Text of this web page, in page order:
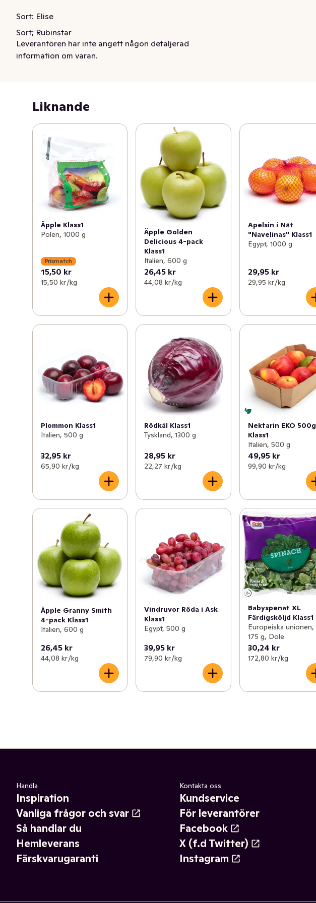
Sort: Elise
Sort; Rubinstar
Äpple Sverige Klass1 1kg
Leverantören har inte angett någon detaljerad
information om varan.
Liknande
Äpple Klass1
Polen, 1000 g
Prismatch
15,50 kr
15,50 kr /kg
Äpple Golden
Delicious 4-pack
Klass1
Italien, 600 g
26,45 kr
44,08 kr /kg
Apelsin i Nät
"Navelinas" Klass1
Egypt, 1000 g
29,95 kr
29,95 kr /kg
Plommon Klass1
Italien, 500 g
32,95 kr
65,90 kr /kg
Rödkål Klass1
Tyskland, 1300 g
28,95 kr
22,27 kr /kg
Nektarin EKO 500g
Klass1
Italien, 500 g
49,95 kr
99,90 kr /kg
Äpple Granny Smith
4-pack Klass1
Italien, 600 g
26,45 kr
44,08 kr /kg
Vindruvor Röda i Ask
Klass1
Egypt, 500 g
39,95 kr
79,90 kr /kg
Babyspenat XL
Färdigsköljd Klass1
Europeiska unionen,
175 g, Dole
30,24 kr
172,80 kr /kg
Handla
Inspiration
Vanliga frågor och svar
Så handlar du
Hemleverans
Färskvarugaranti
Kontakta oss
Kundservice
För leverantörer
Facebook
X (f.d Twitter)
Instagram